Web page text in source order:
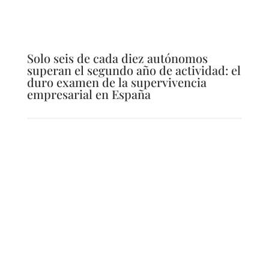
Solo seis de cada diez autónomos
superan el segundo año de actividad: el
duro examen de la supervivencia
empresarial en España